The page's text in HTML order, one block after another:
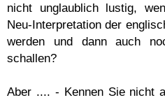
nicht unglaublich lustig,
Neu-Interpretation der
werden und dann auch
schallen?
Aber .... - Kennen Sie nicht